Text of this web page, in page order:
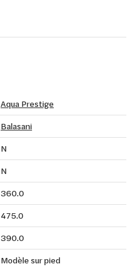
Aqua Prestige
Balasani
N
N
360.0
475.0
390.0
Modèle sur pied